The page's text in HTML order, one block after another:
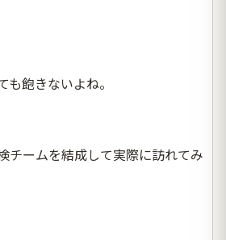
飽きないよね。
チームを結成して実際に訪れてみ